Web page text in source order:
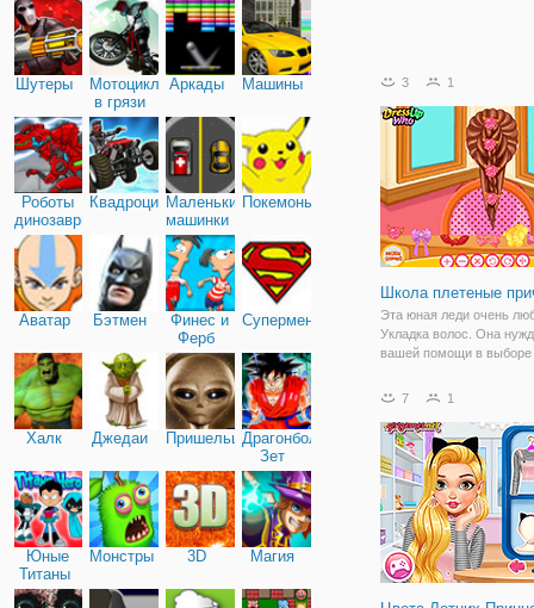
Шутеры
Мотоциклы
в грязи
Аркады Машины
Роботы
динозавры
КвадроциклыМаленькие
машинки
Покемоны
Аватар Бэтмен
Финес и
Ферб
Супермен
Халк Джедаи ПришельцыДрагонболл
Зет
Юные
Титаны
Монстры 3D Магия
3 1
Школа плетеные
Эта юная леди очень
Укладка волос. Она
вашей помощи в выборе
наряд на сегодня.
7 1